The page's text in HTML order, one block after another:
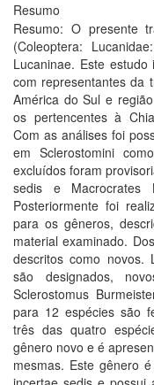
Resumo
Resumo: O presente
(Coleoptera:
Lucaninae. Este
com representantes da
América do Sul e
os pertencentes à
Com as análises foi
em Sclerostomini
excluídos foram
sedis e Macrocrates
Posteriormente foi
para os gêneros,
material examinado.
descritos como novos.
são designados,
Sclerostomus
para 12 espécies são
três das quatro
gênero novo e é
mesmas. Este gênero